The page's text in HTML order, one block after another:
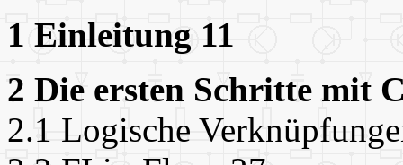
1 Einleitung 11
2 Die ersten Schritte mit
2.1 Logische